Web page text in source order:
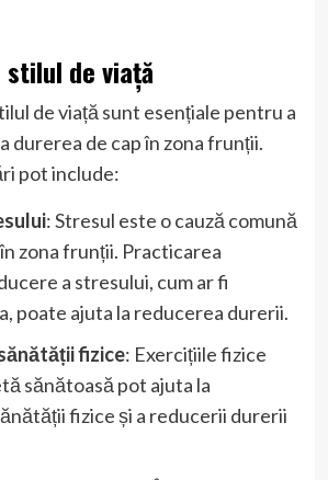
stilul de viață
de viață sunt esențiale pentru a
durerea de cap în zona frunții.
pot include:
: Stresul este o cauză comună
zona frunții. Practicarea
a stresului, cum ar fi
poate ajuta la reducerea durerii.
fizice: Exercițiile fizice
sănătoasă pot ajuta la
fizice și a reducerii durerii